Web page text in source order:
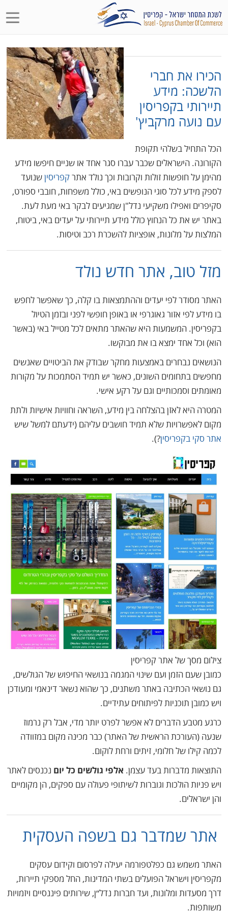
הכירו את חברי
הלשכה: מידע
תיירותי בקפריסין
עם נועה מרקביץ'
הכל התחיל בשלהי תקופת
הקורונה. הישראלים שכבר עברו סגר אחד או שניים חיפשו מידע
מהימן על חופשות זולות וקרובות וכך נולד אתרקפריסיןשנועד
לספק מידע לכל סוגי הנופשים באי, כולל משפחות, חובבי ספורט,
סקיפרים ואפילו משקיעי נדל"ן שמגיעים לבקר באי מעת לעת.
באתר יש את כל הנחוץ כולל מידע תיירותי על יעדים באי, ביטוח,
המלצות על מלונות, אופציות להשכרת רכב וטיסות.
מזל טוב, אתר חדש נולד
האתר מסודר לפי יעדים וההתמצאות בו קלה, כך שאפשר לחפש
בו מידע לפי אזור גאוגרפי או באופן חופשי לפני ובזמן הטיול
בקפריסין. המשמעות היא שהאתר מתאים לכל מטייל באי (באשר
הוא) וכל אחד ימצא בו את מבוקשו.
הנושאים נבחרים באמצעות מחקר שבודק את הביטויים שאנשים
מחפשים בתחומים השונים, כאשר יש תמיד הסתמכות על מקורות
מאומתים וסמכותיים וגם על רקע אישי.
המטרה היא לאזן בהצלחה בין מידע, השראה וחוויות אישיות ולתת
מקום לאפשרויות שלא תמיד חושבים עליהם (ידעתם למשל שיש
אתר סקי בקפריסין?).
צילום מסך של אתר קפריסין
כמובן שעם הזמן ועם שינוי המגמה בנושאי החיפוש של הגולשים,
גם נושאי הכתיבה באתר משתנים, כך שהוא נשאר דינאמי ומעודכן
ויש כמובן תוכניות לפיתוחים עתידיים.
כרגע מטבע הדברים לא אפשר לפרט יותר מדי, אבל רק נרמוז
שנעה (העורכת הראשית של האתר) כבר מכינה מקום במזוודה
לכמה קילו של חלומי, זיתים ורחת לוקום.
התוצאות מדברות בעד עצמן. אלפי גולשים כל יום נכנסים לאתר
ויש פניות הולכות וגוברות לשיתופי פעולה עם ספקים, הן מקומיים
והן ישראלים.
אתר שמדבר גם בשפה העסקית
האתר משמש גם כפלטפורמה יעילה לפרסום וקידום עסקים
מקפריסין וישראל הפועלים בשתי המדינות, החל מספקי תיירות,
דרך מסעדות ומלונות, ועד חברות נדל״ן, שירותים פיננסיים ויזמויות
משותפות.